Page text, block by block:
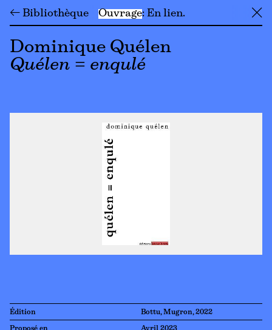
← Bibliothèque Ouvrage En lien ╳
Dominique Quélen
Quélen = enqulé
Édition Bottu, Mugron, 2022
Proposé en Avril 2023